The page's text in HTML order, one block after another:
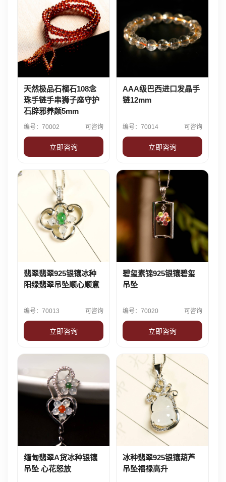
天然极品石榴石108念
珠手链手串狮子座守护
石辟邪养颜5mm
编号：70002 可咨询
立即咨询
AAA级巴西进口发晶手
链12mm
编号：70014 可咨询
立即咨询
翡翠翡翠925银镶冰种
阳绿翡翠吊坠顺心顺意
编号：70013 可咨询
立即咨询
碧玺素锦925银镶碧玺
吊坠
编号：70020 可咨询
立即咨询
缅甸翡翠A货冰种银镶
吊坠 心花怒放
冰种翡翠925银镶葫芦
吊坠福禄高升